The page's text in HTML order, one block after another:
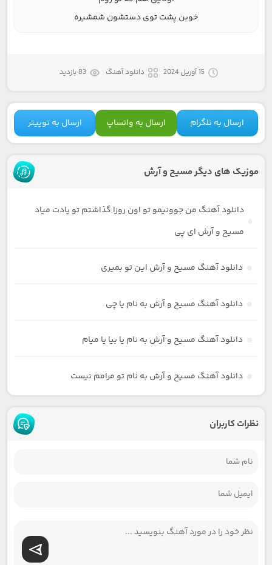
خوبن پشت توی دستشون شمشیره
15 آوریل 2024 دانلود آهنگ 83 بازدید
ارسال به تلگرام ارسال به واتساپ ارسال به توییتر
موزیک های دیگر مسیح و آرش
دانلود آهنگ من جوونیمو تو اون روزا گذاشتم تو یادت میاد
مسیح و آرش ای پی
دانلود آهنگ مسیح و آرش این تو بمیری
دانلود آهنگ مسیح و آرش به نام یا چی
دانلود آهنگ مسیح و آرش به نام یا بیا یا میام
دانلود آهنگ مسیح و آرش به نام تو مرامم نیست
نظرات کاربران